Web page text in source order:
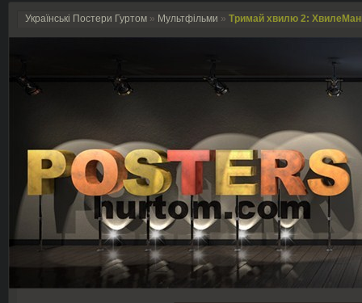
Українські Постери Гуртом » Мультфільми » Тримай хвилю 2: